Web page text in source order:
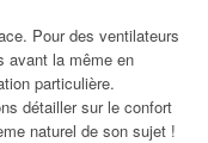
Pour des ventilateurs
avant la même en
particulière.
détailler sur le confort
naturel de son sujet !